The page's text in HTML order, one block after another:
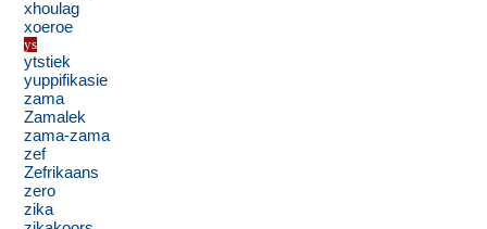
xhoulag
xoeroe
ys
ytstiek
yuppifikasie
zama
Zamalek
zama-zama
zef
Zefrikaans
zero
zika